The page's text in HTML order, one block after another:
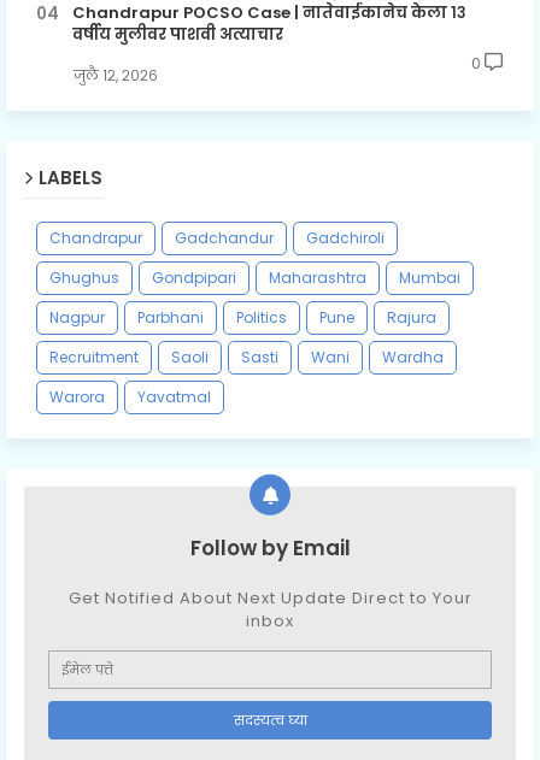
Chandrapur POCSO Case | नातेवाईकानेच केला १३
वर्षीय मुलीवर पाशवी अत्याचार
जुलै १२, २०२६
0
LABELS
Chandrapur Gadchandur
Gadchiroli
Ghughus
Gondpipari Maharashtra
Mumbai
Nagpur
Parbhani Politics Pune
Rajura
Recruitment
Saoli Sasti Wani
Wardha
Warora
Yavatmal
Follow by Email
Get Notified About Next Update Direct to Your
inbox